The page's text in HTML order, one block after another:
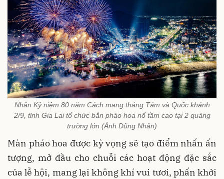
Nhân Kỷ niệm 80 năm Cách mạng tháng Tám và Quốc khánh
2/9, tỉnh Gia Lai tổ chức bắn pháo hoa nổ tầm cao tại 2 quảng
trường lớn (Ảnh Dũng Nhân)
Màn pháo hoa được kỳ vọng sẽ tạo điểm nhấn ấn
tượng, mở đầu cho chuỗi các hoạt động đặc sắc
của lễ hội, mang lại không khí vui tươi, phấn khởi